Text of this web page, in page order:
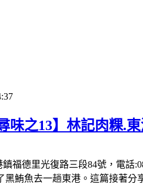
味之13】林記肉粿.
福德里光復路三段84號，電話
黑鮪魚去一趟東港。這篇接著